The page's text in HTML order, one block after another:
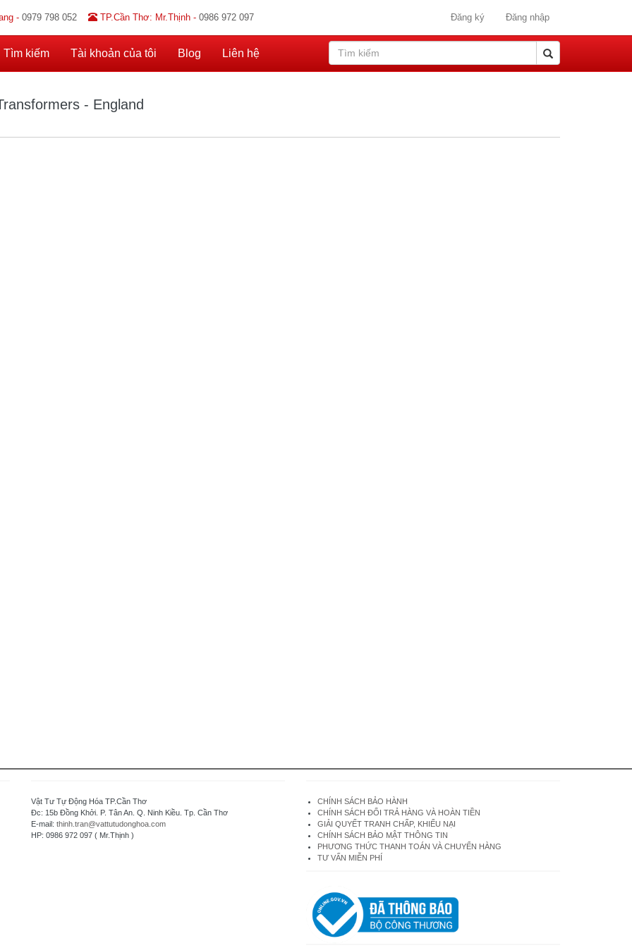
- 0979 798 052 TP.Cần Thơ: Mr.Thịnh - 0986 972 097 Đăng ký Đăng nhập
Tìm kiếm Tài khoản của tôi Blog Liên hệ
- England
Vật Tư Tự Động Hóa TP.Cần Thơ
Đc: 15b Đồng Khởi. P. Tân An. Q. Ninh Kiều. Tp. Cần Thơ
E-mail: thinh.tran@vattutudonghoa.com
HP: 0986 972 097 ( Mr.Thịnh )
CHÍNH SÁCH BẢO HÀNH
CHÍNH SÁCH ĐỔI TRẢ HÀNG VÀ HOÀN TIỀN
GIẢI QUYẾT TRANH CHẤP, KHIẾU NẠI
CHÍNH SÁCH BẢO MẬT THÔNG TIN
PHƯƠNG THỨC THANH TOÁN VÀ CHUYỂN HÀNG
TƯ VẤN MIỄN PHÍ